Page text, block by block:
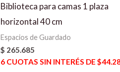
Biblioteca para camas 1 plaza
horizontal 40 cm
Espacios de Guardado
$ 265.685
6 CUOTAS SIN INTERÉS DE